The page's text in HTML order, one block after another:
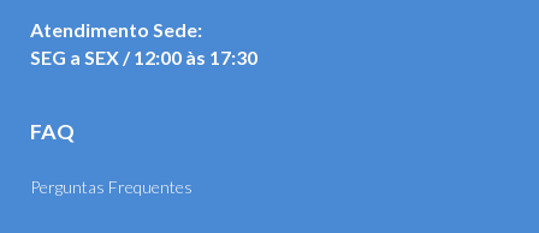
Atendimento Sede:
SEG a SEX / 12:00 às 17:30
FAQ
Perguntas Frequentes